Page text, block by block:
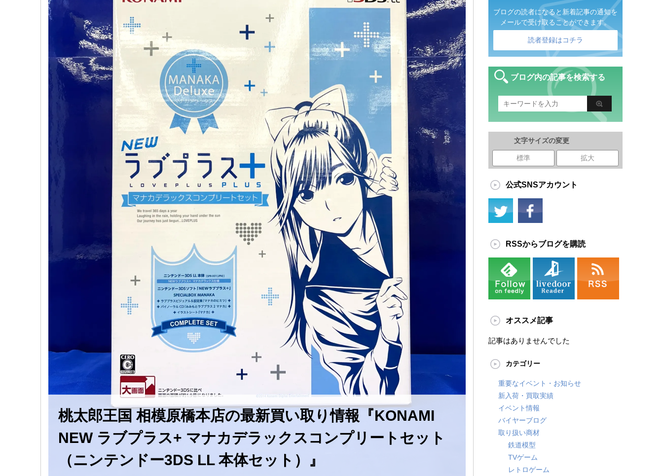
桃太郎王国 相模原橋本店の最新買い取り情報『KONAMI
NEW ​ラブプラス+ ​マナカデラックスコンプリートセット
（ニンテンドー3DS LL 本体セット）』
ブログの読者になると新着記事の通知を
メールで受け取ることができます。
読者登録はコチラ
ブログ内の記事を検索する
文字サイズの変更
標準 拡大
公式SNSアカウント
RSSからブログを購読
オススメ記事
記事はありませんでした
カテゴリー
重要なイベント・お知らせ
新入荷・買取実績
イベント情報
バイヤーブログ
取り扱い商材
鉄道模型
TVゲーム
レトロゲーム